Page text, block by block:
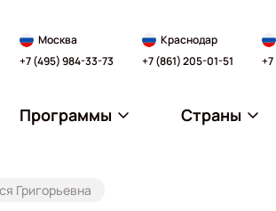
Москва
+7 (495) 984-33-73
Краснодар
+7 (861) 205-01-51
Программы Страны
Григорьевна